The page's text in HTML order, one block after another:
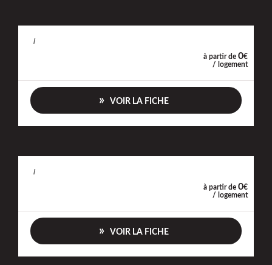
/
à partir de 0€
/ logement
VOIR LA FICHE
/
à partir de 0€
/ logement
VOIR LA FICHE